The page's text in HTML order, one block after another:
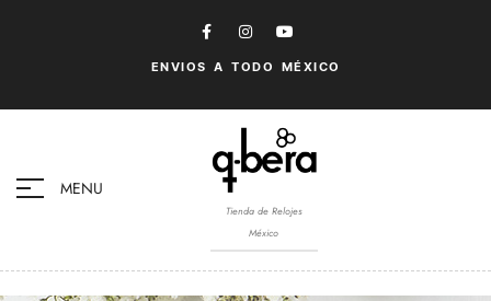
ENVIOS A TODO MÉXICO
MENU
Tienda de Relojes
México